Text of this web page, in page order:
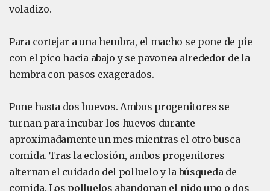
voladizo.
Para cortejar a una hembra, el macho se pone de pie
con el pico hacia abajo y se pavonea alrededor de la
hembra con pasos exagerados.
Pone hasta dos huevos. Ambos progenitores se
turnan para incubar los huevos durante
aproximadamente un mes mientras el otro busca
comida. Tras la eclosión, ambos progenitores
alternan el cuidado del polluelo y la búsqueda de
comida. Los polluelos abandonan el nido uno o dos